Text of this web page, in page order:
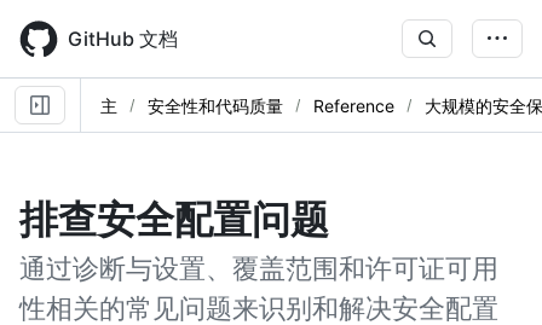
main
content
GitHub 文档
主 安全性和代码质量 Reference 大规模的安全
排查安全配置问题
通过诊断与设置、覆盖范围和许可证可用
性相关的常见问题来识别和解决安全配置